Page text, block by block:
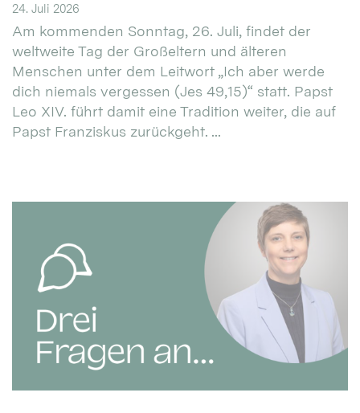
24. Juli 2026
Am kommenden Sonntag, 26. Juli, findet der
weltweite Tag der Großeltern und älteren
Menschen unter dem Leitwort „Ich aber werde
dich niemals vergessen (Jes 49,15)“ statt. Papst
Leo XIV. führt damit eine Tradition weiter, die auf
Papst Franziskus zurückgeht. ...